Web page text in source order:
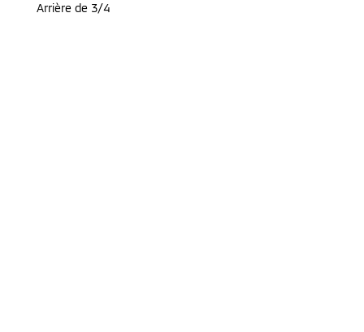
Arrière de 3/4